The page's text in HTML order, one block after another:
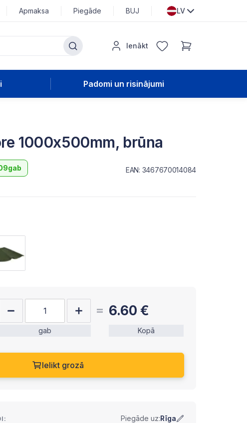
Apmaksa Piegāde BUJ LV
Ienākt
Padomi un risinājumi
1000x500mm, brūna
EAN: 3467670014084
gab
6.60 €
Kopā
Ielikt grozā
Piegāde uz:Rīga